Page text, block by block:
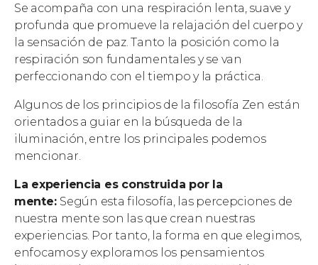
Se acompaña con una respiración lenta, suave y
profunda que promueve la relajación del cuerpo y
la sensación de paz. Tanto la posición como la
respiración son fundamentales y se van
perfeccionando con el tiempo y la práctica.
Algunos de los principios de la filosofía Zen están
orientados a guiar en la búsqueda de la
iluminación, entre los principales podemos
mencionar.
La experiencia es construida por la
mente: Según esta filosofía, las percepciones de
nuestra mente son las que crean nuestras
experiencias. Por tanto, la forma en que elegimos,
enfocamos y exploramos los pensamientos